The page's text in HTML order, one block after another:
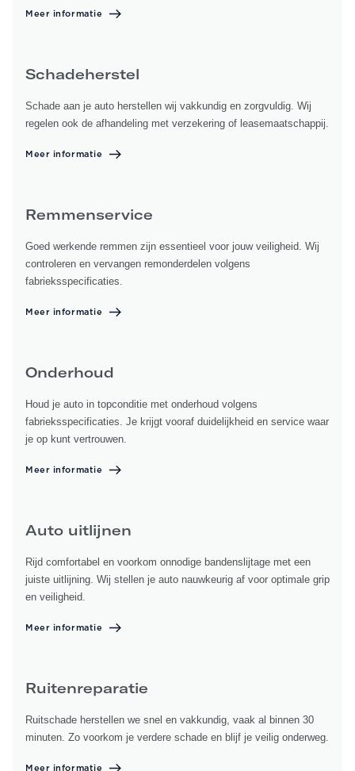
Meer informatie
Schadeherstel
Schade aan je auto herstellen wij vakkundig en zorgvuldig. Wij
regelen ook de afhandeling met verzekering of leasemaatschappij.
Meer informatie
Remmenservice
Goed werkende remmen zijn essentieel voor jouw veiligheid. Wij
controleren en vervangen remonderdelen volgens
fabrieksspecificaties.
Meer informatie
Onderhoud
Houd je auto in topconditie met onderhoud volgens
fabrieksspecificaties. Je krijgt vooraf duidelijkheid en service waar
je op kunt vertrouwen.
Meer informatie
Auto uitlijnen
Rijd comfortabel en voorkom onnodige bandenslijtage met een
juiste uitlijning. Wij stellen je auto nauwkeurig af voor optimale grip
en veiligheid.
Meer informatie
Ruitenreparatie
Ruitschade herstellen we snel en vakkundig, vaak al binnen 30
minuten. Zo voorkom je verdere schade en blijf je veilig onderweg.
Meer informatie